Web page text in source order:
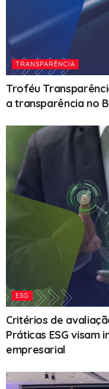
TRANSPARÊNCIA
Troféu
a transparência no
ESG
Critérios de
Práticas ESG visam
empresarial